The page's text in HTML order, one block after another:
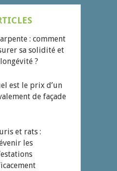
: comment
sa solidité et
?
est le prix d’un
de façade
et rats :
les